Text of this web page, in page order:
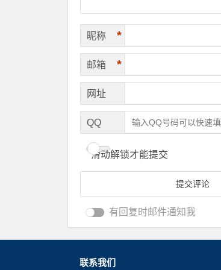
昵称 *
邮箱 *
网址
QQ
滑动解锁才能提交
有回复时邮件通知我
联系我们